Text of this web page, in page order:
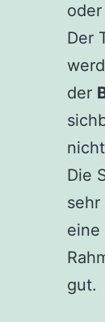
Der
der
Die
eine
gut.